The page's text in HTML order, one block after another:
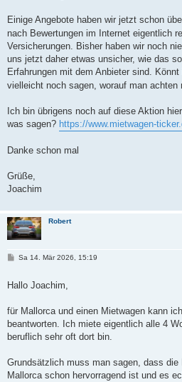
Einige Angebote haben wir jetzt schon
nach Bewertungen im Internet eigentlich
Versicherungen. Bisher haben wir noch
uns jetzt daher etwas unsicher, wie das
Erfahrungen mit dem Anbieter sind. Könnt
vielleicht noch sagen, worauf man achten
Ich bin übrigens noch auf diese Aktion
was sagen? https://www.mietwagen-
Danke schon mal
Grüße,
Joachim
Robert
B
t
r
g
Sa 14. Mär 2026, 15:19
Hallo Joachim,
für Mallorca und einen Mietwagen kann
beantworten. Ich miete eigentlich alle 4
beruflich sehr oft dort bin.
Grundsätzlich muss man sagen, dass
Mallorca schon hervorragend ist und es